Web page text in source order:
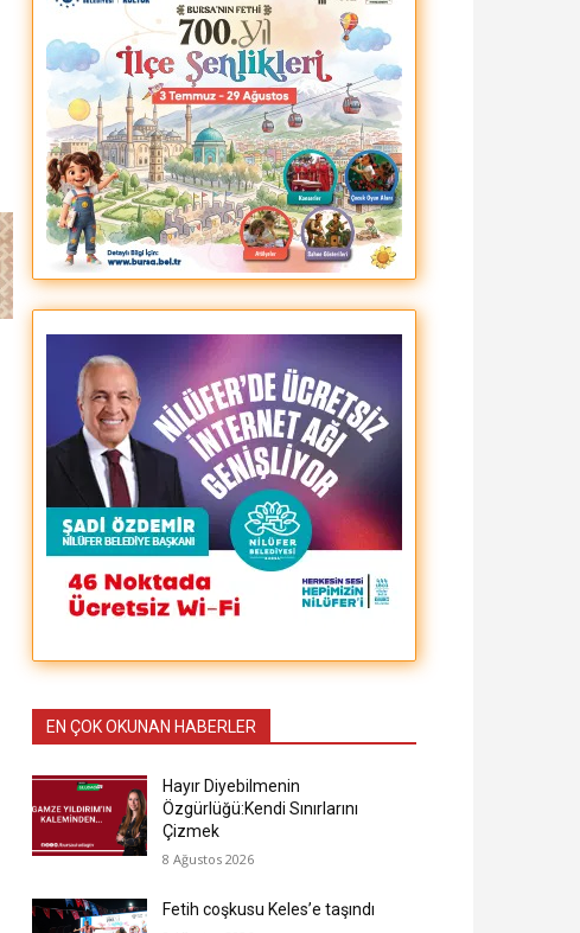
EN ÇOK OKUNAN HABERLER
Hayır Diyebilmenin
Özgürlüğü:Kendi Sınırlarını
Çizmek
8 Ağustos 2026
Fetih coşkusu Keles’e taşındı